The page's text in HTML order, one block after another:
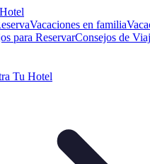
Vacaciones en familia
para ReservarConsejos de
Tu Hotel